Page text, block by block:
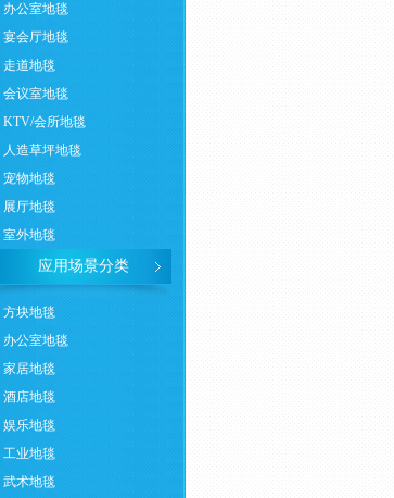
办公室地毯
宴会厅地毯
走道地毯
会议室地毯
KTV/会所地毯
人造草坪地毯
宠物地毯
展厅地毯
室外地毯
应用场景分类
方块地毯
办公室地毯
家居地毯
酒店地毯
娱乐地毯
工业地毯
武术地毯